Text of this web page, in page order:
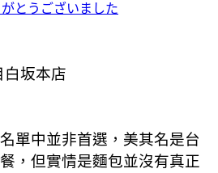
とうございました
白坂本店
單中並非首選，美其名是台
，但實情是麵包並沒有真正